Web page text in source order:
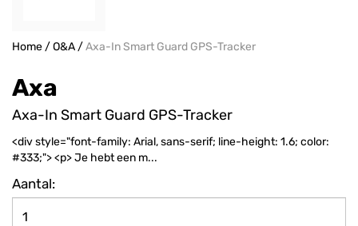
Home/O&A/Axa-In Smart Guard GPS-Tracker
Axa
Axa-In Smart Guard GPS-Tracker
<div style="font-family: Arial, sans-serif; line-height: 1.6; color:
#333;"> <p> Je hebt een m...
Aantal: